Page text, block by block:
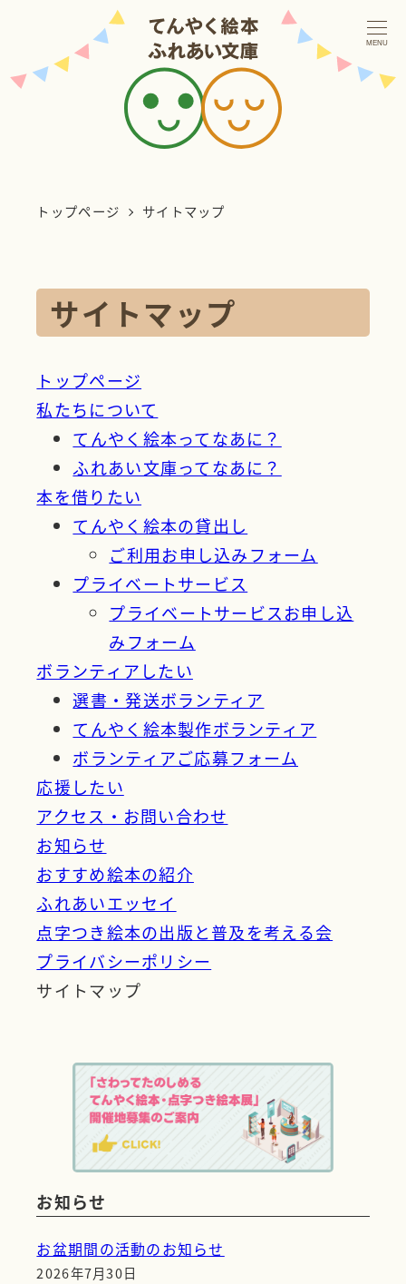
ン
MENU
トップページ サイトマップ
サイトマップ
トップページ
私たちについて
てんやく絵本ってなあに？
ふれあい文庫ってなあに？
本を借りたい
てんやく絵本の貸出し
ご利用お申し込みフォーム
プライベートサービス
プライベートサービスお申し込
みフォーム
ボランティアしたい
選書・発送ボランティア
てんやく絵本製作ボランティア
ボランティアご応募フォーム
応援したい
アクセス・お問い合わせ
お知らせ
おすすめ絵本の紹介
ふれあいエッセイ
点字つき絵本の出版と普及を考える会
プライバシーポリシー
サイトマップ
お知らせ
お盆期間の活動のお知らせ
2026年7月30日